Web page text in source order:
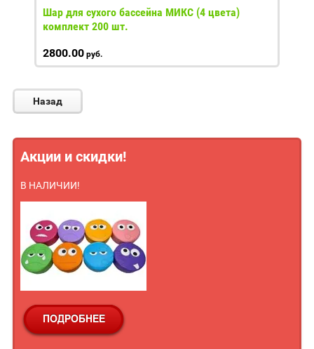
Акции и скидки!
В НАЛИЧИИ!
Шар для сухого бассейна МИКС (4 цвета)
комплект 200 шт.
2800.00 руб.
Назад